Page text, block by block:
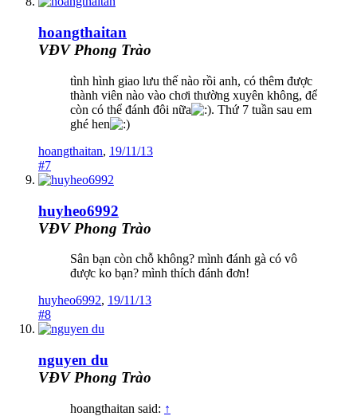
hoangthaitan
VĐV Phong Trào
tình hình giao lưu thế nào rồi anh, có thêm được
thành viên nào vào chơi thường xuyên không, để
còn có thể đánh đôi nữa
. Thứ 7 tuần sau em
ghé hen
hoangthaitan, 19/11/13
#7
huyheo6992
VĐV Phong Trào
Sân bạn còn chỗ không? mình đánh gà có vô
được ko bạn? mình thích đánh đơn!
huyheo6992, 19/11/13
#8
nguyen du
VĐV Phong Trào
hoangthaitan said: ↑